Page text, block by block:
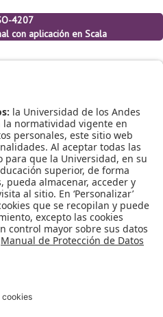
4207
con aplicación en Scala
Libre de Bruselas, Vrije
Andes.
Electiva profesional.Otras Maestrías: